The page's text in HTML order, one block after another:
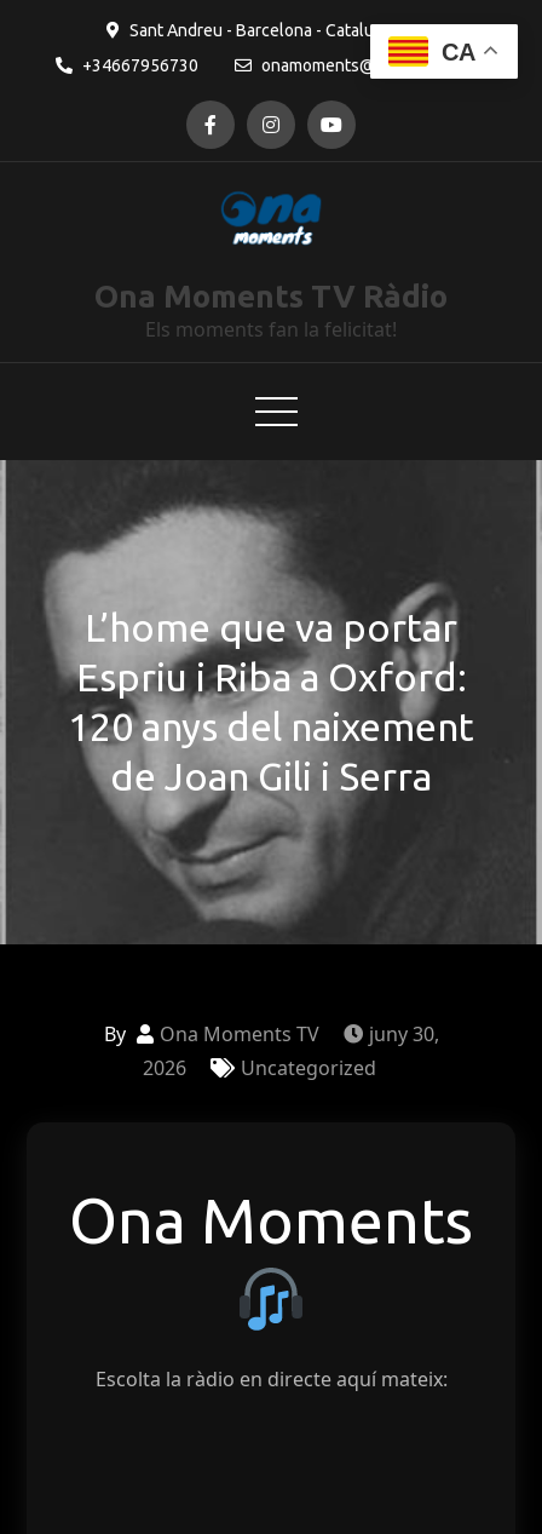
Sant Andreu - Barcelona - Catalunya
+34667956730
onamoments@gmail.com
Ona Moments TV Ràdio
Els moments fan la felicitat!
L’home que va portar
Espriu i Riba a Oxford:
120 anys del naixement
de Joan Gili i Serra
By Ona Moments TV
juny 30,
2026
Uncategorized
Ona Moments
Escolta la ràdio en directe aquí mateix:
CA